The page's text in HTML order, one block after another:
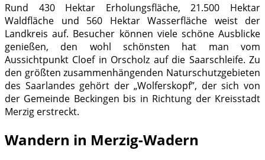
Rund 430 Hektar Erholungsfläche, 21.500 Hektar
Waldfläche und 560 Hektar Wasserfläche weist der
Landkreis auf. Besucher können viele schöne Ausblicke
genießen, den wohl schönsten hat man vom
Aussichtpunkt Cloef in Orscholz auf die Saarschleife. Zu
den größten zusammenhängenden Naturschutzgebieten
des Saarlandes gehört der „Wolferskopf”, der sich von
der Gemeinde Beckingen bis in Richtung der Kreisstadt
Merzig erstreckt.
Wandern in Merzig-Wadern